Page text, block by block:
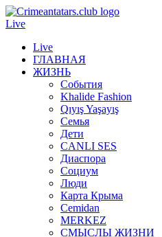
Live
Live
ГЛАВНАЯ
ЖИЗНЬ
События
Khalide Fashion
Qıyış Yaşayış
Семья
Дети
CANLI SES
Диаспора
Социум
Люди
Карта Крыма
Cemidan
МERKEZ
СМЫСЛЫ ЖИЗНИ